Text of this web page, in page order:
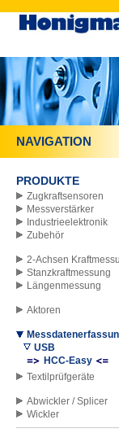
NAVIGATION
PRODUKTE
Zugkraftsensoren
Messverstärker
Industrieelektronik
Zubehör
2-Achsen
Stanzkraftmessung
Längenmessung
Aktoren
USB
HCC-Easy
Textilprüfgeräte
Abwickler / Splicer
Wickler